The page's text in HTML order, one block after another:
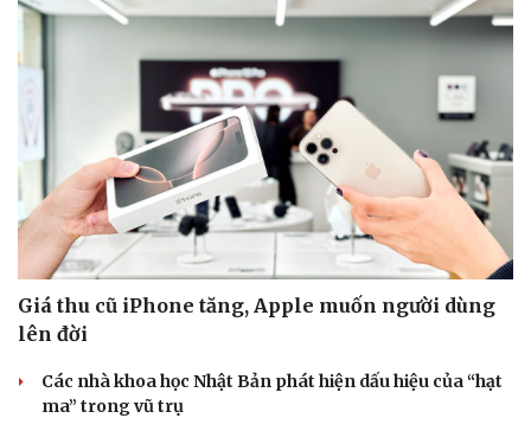
Dinh dưỡng - món ngon
Cây thuốc
Nhi khoa
Nam khoa
Nhà đẹp
Giá thu cũ iPhone tăng, Apple muốn người dùng
lên đời
Các nhà khoa học Nhật Bản phát hiện dấu hiệu của “hạt
ma” trong vũ trụ